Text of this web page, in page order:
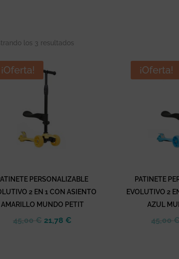
los 3 resultados
¡Oferta!
PERSONALIZABLE
2 EN 1 CON ASIENTO
AMARILLO MUNDO PETIT
45,00 € El
21,78 €El
¡Oferta!
PATINETE
EVOLUTIVO 2
AZUL
45,00 €